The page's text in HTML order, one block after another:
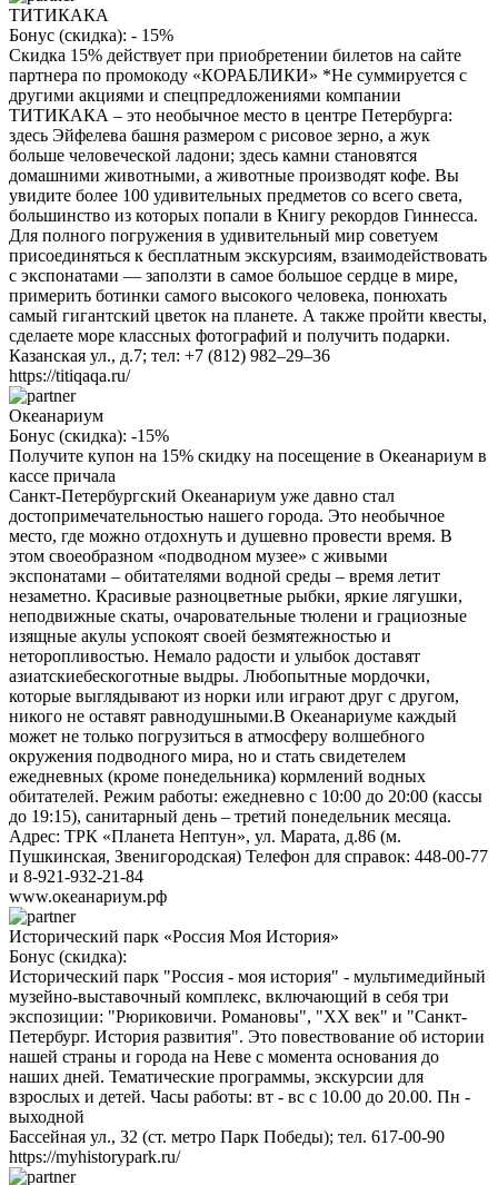
ТИТИКАКА
Бонус (скидка): - 15%
Скидка 15% действует при приобретении билетов на сайте
партнера по промокоду «КОРАБЛИКИ» *Не суммируется с
другими акциями и спецпредложениями компании
ТИТИКАКА – это необычное место в центре Петербурга:
здесь Эйфелева башня размером с рисовое зерно, а жук
больше человеческой ладони; здесь камни становятся
домашними животными, а животные производят кофе. Вы
увидите более 100 удивительных предметов со всего света,
большинство из которых попали в Книгу рекордов Гиннесса.
Для полного погружения в удивительный мир советуем
присоединяться к бесплатным экскурсиям, взаимодействовать
с экспонатами — заползти в самое большое сердце в мире,
примерить ботинки самого высокого человека, понюхать
самый гигантский цветок на планете. А также пройти квесты,
сделаете море классных фотографий и получить подарки.
Казанская ул., д.7; тел: +7 (812) 982–29–36
https://titiqaqa.ru/
Океанариум
Бонус (скидка): -15%
Получите купон на 15% скидку на посещение в Океанариум в
кассе причала
Санкт-Петербургский Океанариум уже давно стал
достопримечательностью нашего города. Это необычное
место, где можно отдохнуть и душевно провести время. В
этом своеобразном «подводном музее» с живыми
экспонатами – обитателями водной среды – время летит
незаметно. Красивые разноцветные рыбки, яркие лягушки,
неподвижные скаты, очаровательные тюлени и грациозные
изящные акулы успокоят своей безмятежностью и
неторопливостью. Немало радости и улыбок доставят
азиатскиебескоготные выдры. Любопытные мордочки,
которые выглядывают из норки или играют друг с другом,
никого не оставят равнодушными.В Океанариуме каждый
может не только погрузиться в атмосферу волшебного
окружения подводного мира, но и стать свидетелем
ежедневных (кроме понедельника) кормлений водных
обитателей. Режим работы: ежедневно с 10:00 до 20:00 (кассы
до 19:15), санитарный день – третий понедельник месяца.
Адрес: ТРК «Планета Нептун», ул. Марата, д.86 (м.
Пушкинская, Звенигородская) Телефон для справок: 448-00-77
и 8-921-932-21-84
www.океанариум.рф
Исторический парк «Россия Моя История»
Бонус (скидка):
Исторический парк "Россия - моя история" - мультимедийный
музейно-выставочный комплекс, включающий в себя три
экспозиции: "Рюриковичи. Романовы", "ХХ век" и "Санкт-
Петербург. История развития". Это повествование об истории
нашей страны и города на Неве с момента основания до
наших дней. Тематические программы, экскурсии для
взрослых и детей. Часы работы: вт - вс с 10.00 до 20.00. Пн -
выходной
Бассейная ул., 32 (ст. метро Парк Победы); тел. 617-00-90
https://myhistorypark.ru/